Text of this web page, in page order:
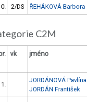
2/DS ŘEHÁKOVÁ Barbora
C2M
vk jméno
1.
JORDÁNOVÁ Pavlína
JORDÁN František